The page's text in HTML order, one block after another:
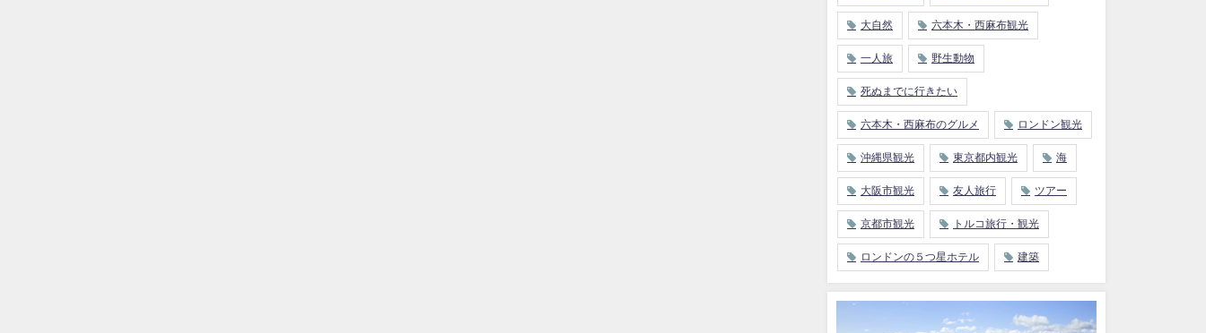
大自然 六本木・西麻布観光
一人旅 野生動物
死ぬまでに行きたい
六本木・西麻布のグルメ ロンドン観光
沖縄県観光 東京都内観光 海
大阪市観光 友人旅行 ツアー
京都市観光 トルコ旅行・観光
ロンドンの５つ星ホテル 建築